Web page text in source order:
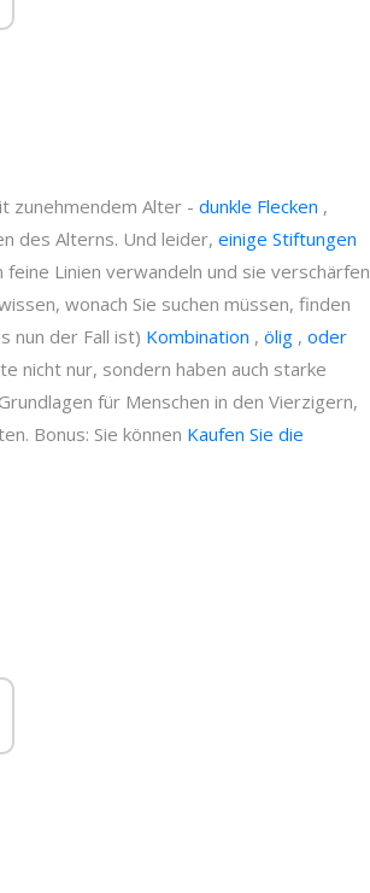
zunehmendem Alter - dunkle Flecken ,
des Alterns. Und leider, einige Stiftungen
Linien verwandeln und sie verschärfen
wonach Sie suchen müssen, finden
nun der Fall ist) Kombination , ölig , oder
nicht nur, sondern haben auch starke
für Menschen in den Vierzigern,
Bonus: Sie können Kaufen Sie die